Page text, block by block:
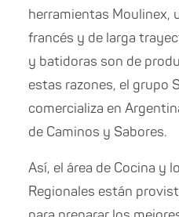
herramientas Moulinex,
francés y de larga
y batidoras son de
estas razones, el grupo
comercializa en
de Caminos y Sabores.
Así, el área de Cocina y
Regionales están